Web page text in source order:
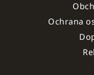
Ochrana